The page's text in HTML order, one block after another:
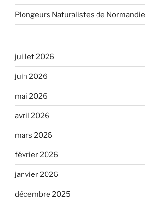
Plongeurs Naturalistes de Normandie
juillet 2026
juin 2026
mai 2026
avril 2026
mars 2026
février 2026
janvier 2026
décembre 2025